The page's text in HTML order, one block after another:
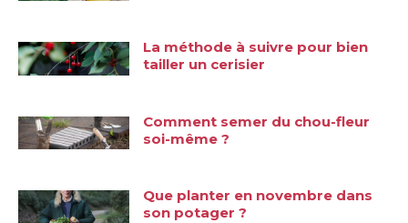
La méthode à suivre pour bien
tailler un cerisier
Comment semer du chou-fleur
soi-même ?
Que planter en novembre dans
son potager ?